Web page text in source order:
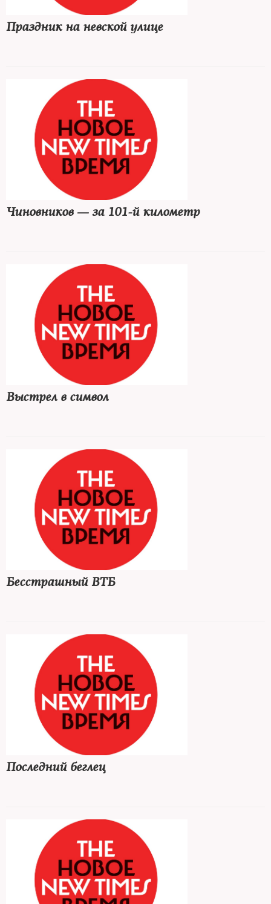
Праздник на невской улице
Чиновников — за 101-й километр
Выстрел в символ
Бесстрашный ВТБ
Последний беглец